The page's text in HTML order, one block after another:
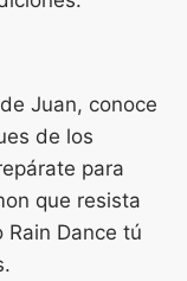
Juan, conoce
de los
para
que resista
Dance tú